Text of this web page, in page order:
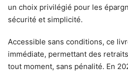
un choix privilégié pour les
sécurité et simplicité.
Accessible sans conditions, ce
immédiate, permettant des
tout moment, sans pénalité. En